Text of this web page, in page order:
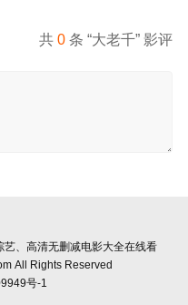
共0 条 “大老千” 影评
、高清无删减电影大全在线看
All Rights Reserved
号-1